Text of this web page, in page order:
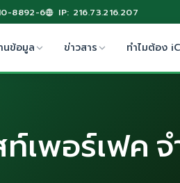
8892-6 IP: 216.73.216.207
นข้อมูล ข่าวสาร ทำไมต้อง
เพอร์เฟค